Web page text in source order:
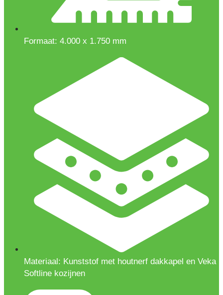
Formaat: 4.000 x 1.750 mm
Materiaal: Kunststof met houtnerf dakkapel en Veka
Softline kozijnen